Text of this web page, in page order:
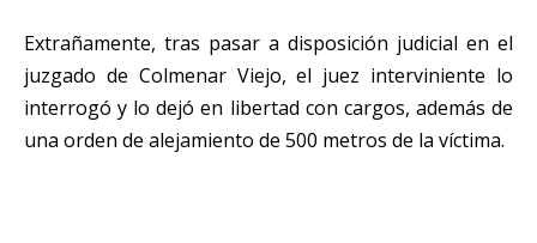
Extrañamente, tras pasar a disposición judicial en el
juzgado de Colmenar Viejo, el juez interviniente lo
interrogó y lo dejó en libertad con cargos, además de
una orden de alejamiento de 500 metros de la víctima.